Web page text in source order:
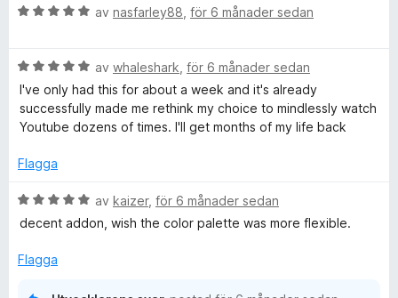
e
n
T
m
e
s
t
3
v
B
y
g
s
a
t
a
av nasfarley88 för 6 månader sedan
B
e
t
y
s
t
a
av whaleshark för 6 månader sedan
I've only had this for about a week and it's already
successfully made me rethink my choice to mindlessly watch
Youtube dozens of times. I'll get months of my life back
Flagga
B
e
y
av kaizer, för 6 månader sedan
decent addon, wish the color palette was more flexible.
Flagga